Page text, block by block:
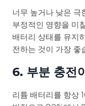
너무 높거나 낮은 극
부정적인 영향을 미
배터리 상태를 유지
전하는 것이 가장 좋
6. 부분 충전
리튬 배터리를 항상